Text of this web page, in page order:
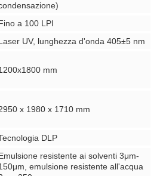
a 100 LPI
UV, lunghezza d'onda 405±5 nm
mm
x 1980 x 1710 mm
DLP
resistente ai solventi 3μm-
emulsione resistente all'acqua